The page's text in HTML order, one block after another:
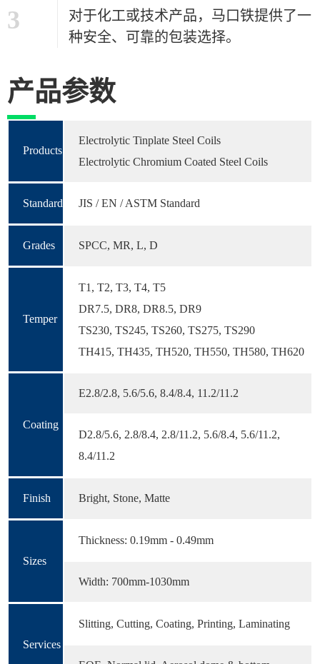
3
对于化工或技术产品，马口铁提供了一
种安全、可靠的包装选择。
产品参数
Products
Electrolytic Tinplate Steel Coils
Electrolytic Chromium Coated Steel Coils
Standard JIS / EN / ASTM Standard
Grades SPCC, MR, L, D
Temper
T1, T2, T3, T4, T5
DR7.5, DR8, DR8.5, DR9
TS230, TS245, TS260, TS275, TS290
TH415, TH435, TH520, TH550, TH580, TH620
Coating
E2.8/2.8, 5.6/5.6, 8.4/8.4, 11.2/11.2
D2.8/5.6, 2.8/8.4, 2.8/11.2, 5.6/8.4, 5.6/11.2,
8.4/11.2
Finish Bright, Stone, Matte
Sizes
Thickness: 0.19mm - 0.49mm
Width: 700mm-1030mm
Services
Slitting, Cutting, Coating, Printing, Laminating